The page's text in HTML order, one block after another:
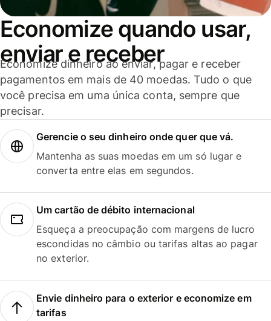
Economize quando usar,
enviar e receber
Economize dinheiro ao enviar, pagar e receber
pagamentos em mais de 40 moedas. Tudo o que
você precisa em uma única conta, sempre que
precisar.
Gerencie o seu dinheiro onde quer que vá.
Mantenha as suas moedas em um só lugar e
converta entre elas em segundos.
Um cartão de débito internacional
Esqueça a preocupação com margens de lucro
escondidas no câmbio ou tarifas altas ao pagar
no exterior.
Envie dinheiro para o exterior e economize em
tarifas